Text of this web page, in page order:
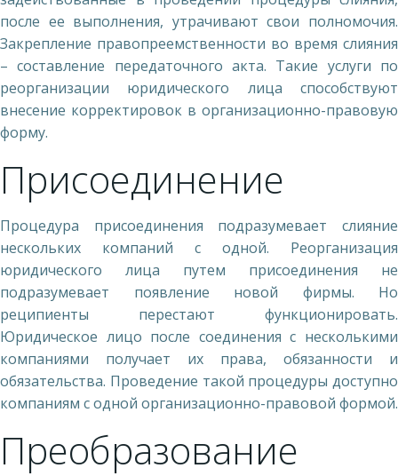
после ее выполнения, утрачивают свои полномочия.
Закрепление правопреемственности во время слияния
– составление передаточного акта. Такие услуги по
реорганизации юридического лица способствуют
внесение корректировок в организационно-правовую
форму.
Присоединение
Процедура присоединения подразумевает слияние
нескольких компаний с одной. Реорганизация
юридического лица путем присоединения не
подразумевает появление новой фирмы. Но
реципиенты перестают функционировать.
Юридическое лицо после соединения с несколькими
компаниями получает их права, обязанности и
обязательства. Проведение такой процедуры доступно
компаниям с одной организационно-правовой формой.
Преобразование